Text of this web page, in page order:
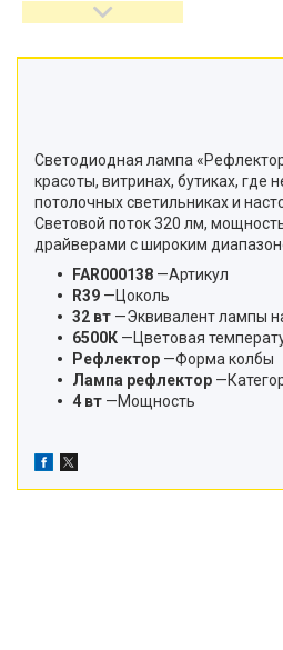
Светодиодная лампа
красоты, витринах, бутиках,
потолочных светильниках и
Световой поток 320 лм,
драйверами с широким
FAR000138 —Артикул
R39 —Цоколь
32 вт —Эквивалент лампы
6500К —Цветовая
Рефлектор —Форма колбы
Лампа рефлектор
4 вт —Мощность